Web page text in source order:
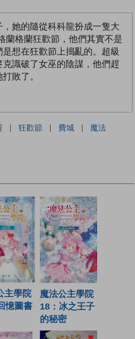
她的隨從科科龍扮成一隻大
蘭格蘭狂歡節，他們其實不是
想在狂歡節上搗亂的。超級
識破了女巫的陰謀，他們趕
敗了。
| 狂歡節 | 費城 | 魔法
主學院
憶圖書
魔法公主學院
18：冰之王子
的秘密